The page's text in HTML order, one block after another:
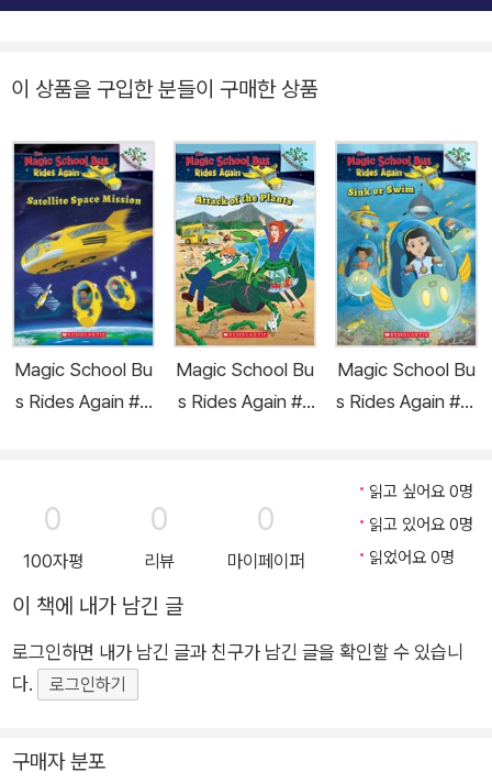
이 상품을 구입한 분들이 구매한 상품
Magic School Bu
s Rides Again #4
Magic School Bu
s Rides Again #5
Magic School Bu
s Rides Again #1 :
f Fish (Paperbac
k)
0
100자평
0
리뷰
0
마이페이퍼
읽고 싶어요 0명
읽고 있어요 0명
읽었어요 0명
이 책에 내가 남긴 글
로그인하면 내가 남긴 글과 친구가 남긴 글을 확인할 수 있습니
다.
로그인하기
구매자 분포